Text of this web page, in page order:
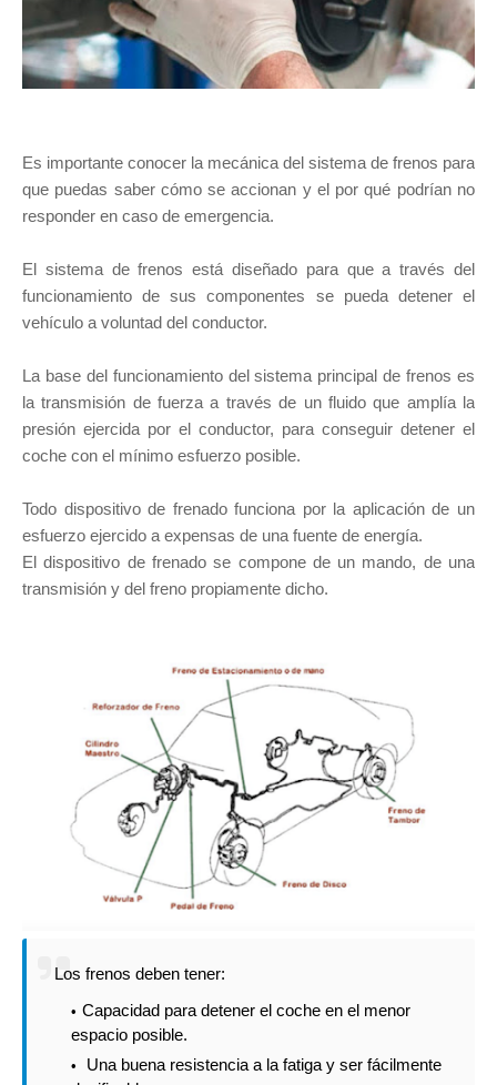
Es importante conocer la mecánica del sistema de frenos para
que puedas saber cómo se accionan y el por qué podrían no
responder en caso de emergencia.
El sistema de frenos está diseñado para que a través del
funcionamiento de sus componentes se pueda detener el
vehículo a voluntad del conductor.
La base del funcionamiento del sistema principal de frenos es
la transmisión de fuerza a través de un fluido que amplía la
presión ejercida por el conductor, para conseguir detener el
coche con el mínimo esfuerzo posible.
Todo dispositivo de frenado funciona por la aplicación de un
esfuerzo ejercido a expensas de una fuente de energía.
El dispositivo de frenado se compone de un mando, de una
transmisión y del freno propiamente dicho.
Los frenos deben tener:
Capacidad para detener el coche en el menor
espacio posible.
Una buena resistencia a la fatiga y ser fácilmente